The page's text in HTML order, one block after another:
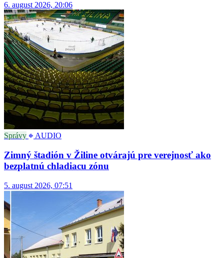
6. august 2026, 20:06
Správy AUDIO
Zimný štadión v Žiline otvárajú pre verejnosť ako
bezplatnú chladiacu zónu
5. august 2026, 07:51